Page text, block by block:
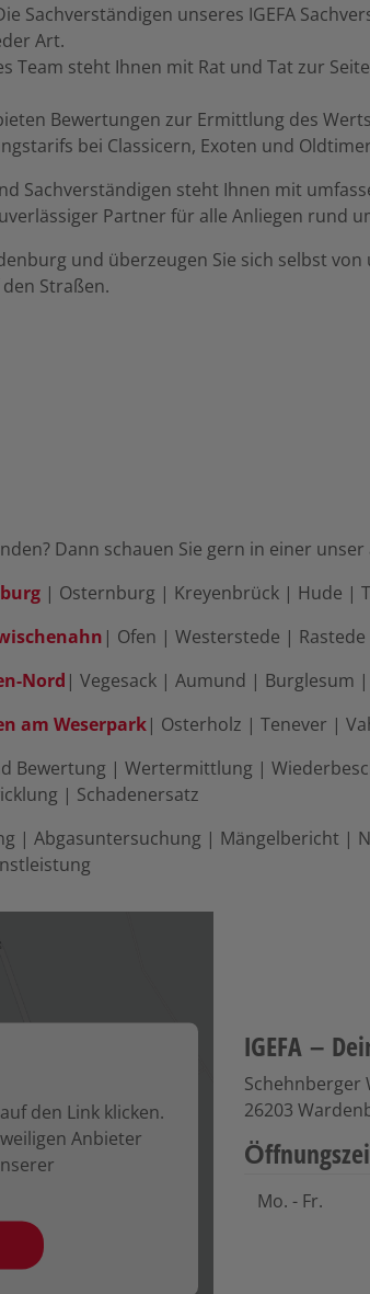
Sachverständigen unseres IGEFA
Art.
Team steht Ihnen mit Rat und Tat zur
Bewertungen zur Ermittlung des
bei Classicern, Exoten und
Sachverständigen steht Ihnen mit
Partner für alle Anliegen
und überzeugen Sie sich selbst
Straßen.
Dann schauen Sie gern in einer
| Osternburg | Kreyenbrück | Hude |
| Ofen | Westerstede |
Nord | Vegesack | Aumund | Burglesum
am Weserpark| Osterholz | Tenever |
Bewertung | Wertermittlung |
| Schadenersatz
| Abgasuntersuchung | Mängelbericht |
den Link klicken.
Anbieter
IGEFA –
Schehnberger
26203
Mo. - Fr.